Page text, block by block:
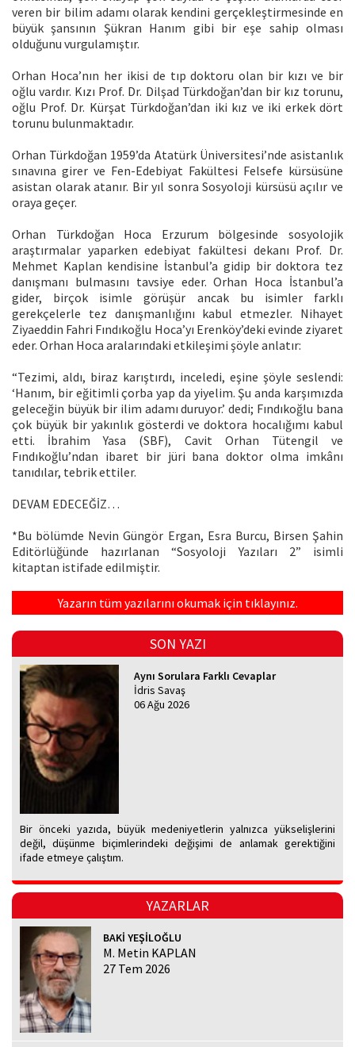
veren bir bilim adamı olarak kendini gerçekleştirmesinde en
büyük şansının Şükran Hanım gibi bir eşe sahip olması
olduğunu vurgulamıştır.
Orhan Hoca’nın her ikisi de tıp doktoru olan bir kızı ve bir
oğlu vardır. Kızı Prof. Dr. Dilşad Türkdoğan’dan bir kız torunu,
oğlu Prof. Dr. Kürşat Türkdoğan’dan iki kız ve iki erkek dört
torunu bulunmaktadır.
Orhan Türkdoğan 1959’da Atatürk Üniversitesi’nde asistanlık
sınavına girer ve Fen-Edebiyat Fakültesi Felsefe kürsüsüne
asistan olarak atanır. Bir yıl sonra Sosyoloji kürsüsü açılır ve
oraya geçer.
Orhan Türkdoğan Hoca Erzurum bölgesinde sosyolojik
araştırmalar yaparken edebiyat fakültesi dekanı Prof. Dr.
Mehmet Kaplan kendisine İstanbul’a gidip bir doktora tez
danışmanı bulmasını tavsiye eder. Orhan Hoca İstanbul’a
gider, birçok isimle görüşür ancak bu isimler farklı
gerekçelerle tez danışmanlığını kabul etmezler. Nihayet
Ziyaeddin Fahri Fındıkoğlu Hoca’yı Erenköy’deki evinde ziyaret
eder. Orhan Hoca aralarındaki etkileşimi şöyle anlatır:
“Tezimi, aldı, biraz karıştırdı, inceledi, eşine şöyle seslendi:
‘Hanım, bir eğitimli çorba yap da yiyelim. Şu anda karşımızda
geleceğin büyük bir ilim adamı duruyor.’ dedi; Fındıkoğlu bana
çok büyük bir yakınlık gösterdi ve doktora hocalığımı kabul
etti. İbrahim Yasa (SBF), Cavit Orhan Tütengil ve
Fındıkoğlu’ndan ibaret bir jüri bana doktor olma imkânı
tanıdılar, tebrik ettiler.
DEVAM EDECEĞİZ…
*Bu bölümde Nevin Güngör Ergan, Esra Burcu, Birsen Şahin
Editörlüğünde hazırlanan “Sosyoloji Yazıları 2” isimli
kitaptan istifade edilmiştir.
Yazarın tüm yazılarını okumak için tıklayınız.
SON YAZI
Aynı Sorulara Farklı Cevaplar
İdris Savaş
06 Ağu 2026
Bir önceki yazıda, büyük medeniyetlerin yalnızca yükselişlerini
değil, düşünme biçimlerindeki değişimi de anlamak gerektiğini
ifade etmeye çalıştım.
YAZARLAR
BAKİ YEŞİLOĞLU
M. Metin KAPLAN
27 Tem 2026